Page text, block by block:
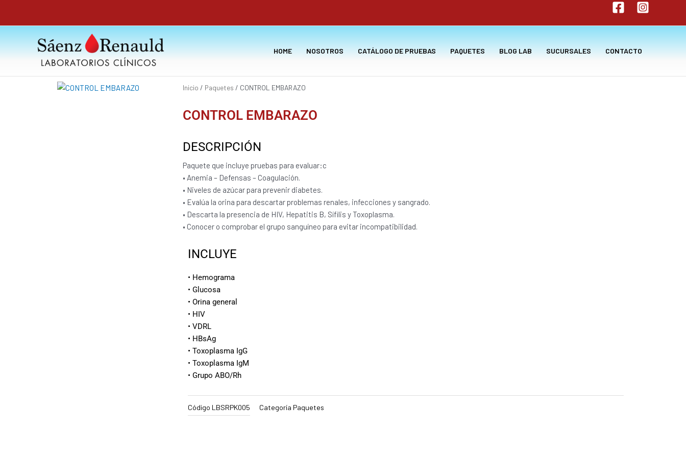
HOME NOSOTROS CATÁLOGO DE PRUEBAS PAQUETES BLOG LAB SUCURSALES CONTACTO
Inicio / Paquetes / CONTROL EMBARAZO
CONTROL EMBARAZO
DESCRIPCIÓN
Paquete que incluye pruebas para evaluar:c
• Anemia – Defensas – Coagulación.
• Niveles de azúcar para prevenir diabetes.
• Evalúa la orina para descartar problemas renales, infecciones y sangrado.
• Descarta la presencia de HIV, Hepatitis B, Sífilis y Toxoplasma.
• Conocer o comprobar el grupo sanguíneo para evitar incompatibilidad.
INCLUYE
• Hemograma
• Glucosa
• Orina general
• HIV
• VDRL
• HBsAg
• Toxoplasma IgG
• Toxoplasma IgM
• Grupo ABO/Rh
Código LBSRPK005 Categoría Paquetes